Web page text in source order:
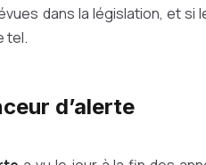
dans la législation, et si
tel.
d’alerte